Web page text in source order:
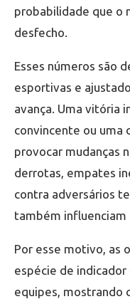
probabilidade que o
desfecho.
Esses números são
esportivas e
avança. Uma vitória
convincente ou uma
provocar mudanças
derrotas, empates
contra adversários
também influenciam
Por esse motivo, as
espécie de
equipes, mostrando